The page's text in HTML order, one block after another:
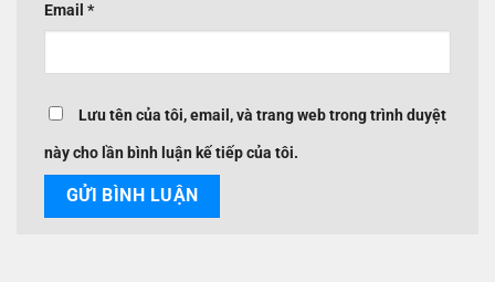
Email *
Lưu tên của tôi, email, và trang web trong trình duyệt
này cho lần bình luận kế tiếp của tôi.